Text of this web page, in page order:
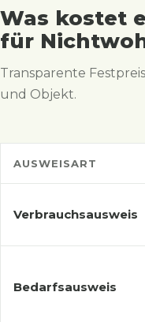
Was kostet
für
Transparente
und Objekt.
AUSWEISART
Verbrauchsausweis
Bedarfsausweis